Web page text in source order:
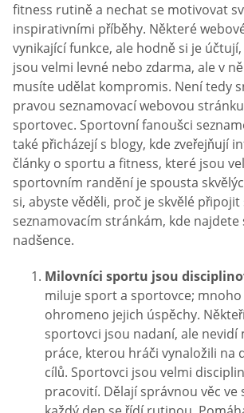
fitness rutině a nechat se motivovat
inspirativními příběhy. Některé
vynikající funkce, ale hodně si je
jsou velmi levné nebo zdarma, ale v
musíte udělat kompromis. Není tedy
pravou seznamovací webovou
sportovec. Sportovní fanoušci
také přicházejí s blogy, kde zveřejňují
články o sportu a fitness, které jsou
sportovním randění je spousta
si, abyste věděli, proč je skvělé připojit
seznamovacím stránkám, kde
nadšence.
Milovníci sportu jsou
miluje sport a sportovce; mnoho
ohromeno jejich úspěchy.
sportovci jsou nadaní, ale
práce, kterou hráči vynaložili na
cílů. Sportovci jsou velmi
pracovití. Dělají správnou věc ve